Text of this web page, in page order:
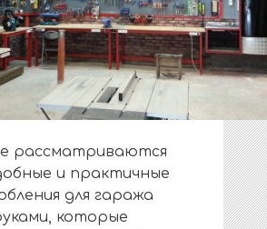
рассматриваются
и практичные
для гаража
которые